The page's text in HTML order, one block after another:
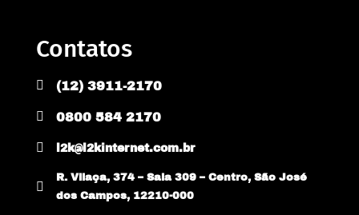
Contatos
 (12) 3911-2170
 0800 584 2170
 l2k@l2kinternet.com.br

R. Vilaça, 374 – Sala 309 – Centro, São José
dos Campos, 12210-000